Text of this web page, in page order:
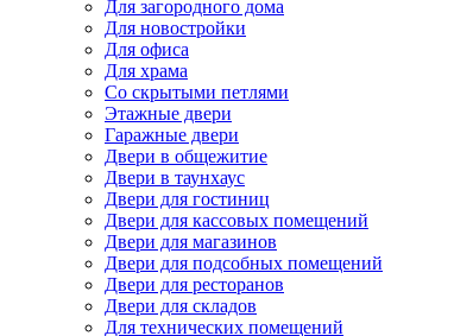
Для загородного дома
Для новостройки
Для офиса
Для храма
Со скрытыми петлями
Этажные двери
Гаражные двери
Двери в общежитие
Двери в таунхаус
Двери для гостиниц
Двери для кассовых помещений
Двери для магазинов
Двери для подсобных помещений
Двери для ресторанов
Двери для складов
Для технических помещений